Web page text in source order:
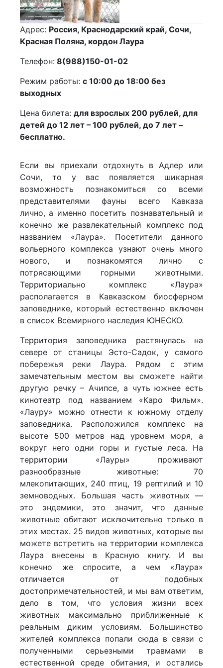
Адрес: Россия, Краснодарский край, Сочи,
Красная Поляна, кордон Лаура
Телефон: 8(988)150-01-02
Режим работы: с 10:00 до 18:00 без
выходных
Цена билета: для взрослых 200 рублей, для
детей до 12 лет – 100 рублей, до 7 лет –
бесплатно.
Если вы приехали отдохнуть в Адлер или
Сочи, то у вас появляется шикарная
возможность познакомиться со всеми
представителями фауны всего Кавказа
лично, а именно посетить познавательный и
конечно же развлекательный комплекс под
названием «Лаура». Посетители данного
вольерного комплекса узнают очень много
нового, и познакомятся лично с
потрясающими горными животными.
Территориально комплекс «Лаура»
располагается в Кавказском биосферном
заповеднике, который естественно включен
в список Всемирного наследия ЮНЕСКО.
Территория заповедника растянулась на
севере от станицы Эсто-Садок, у самого
побережья реки Лаура. Рядом с этим
замечательным местом вы сможете найти
другую речку – Ачипсе, а чуть южнее есть
кинотеатр под названием «Каро Фильм».
«Лауру» можно отнести к южному отделу
заповедника. Расположился комплекс на
высоте 500 метров над уровнем моря, а
вокруг него одни горы и густые леса. На
территории «Лауры» проживают
разнообразные животные: 70
млекопитающих, 240 птиц, 19 рептилий и 10
земноводных. Большая часть животных —
это эндемики, это значит, что данные
животные обитают исключительно только в
этих местах. 25 видов животных, которые вы
можете встретить на территории комплекса
Лаура внесены в Красную книгу. И вы
конечно же спросите, а чем «Лаура»
отличается от подобных
достопримечательностей, и мы вам ответим,
дело в том, что условия жизни всех
животных максимально приближенные к
реальным диким условиям. Большинство
жителей комплекса попали сюда в связи с
полученными серьезными травмами в
естественной среде обитания, и остались